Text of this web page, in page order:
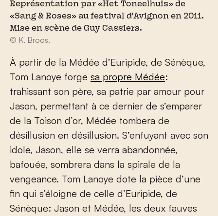
Représentation par «Het Toneelhuis» de
«Sang & Roses» au festival d'Avignon en 2011.
Mise en scène de Guy Cassiers.
© K. Broos.
À partir de la Médée d’Euripide, de Sénèque,
Tom Lanoye forge sa propre Médée:
trahissant son père, sa patrie par amour pour
Jason, permettant à ce dernier de s’emparer
de la Toison d’or, Médée tombera de
désillusion en désillusion. S’enfuyant avec son
idole, Jason, elle se verra abandonnée,
bafouée, sombrera dans la spirale de la
vengeance. Tom Lanoye dote la pièce d’une
fin qui s’éloigne de celle d’Euripide, de
Sénèque: Jason et Médée, les deux fauves